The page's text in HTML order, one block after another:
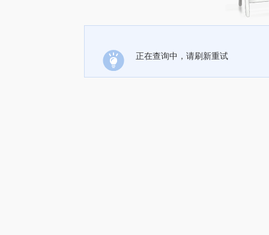
正在查询中，请刷新重试